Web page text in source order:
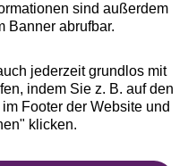
sind außerdem
Banner abrufbar.
jederzeit grundlos mit
indem Sie z. B. auf den
Footer der Website und
klicken.